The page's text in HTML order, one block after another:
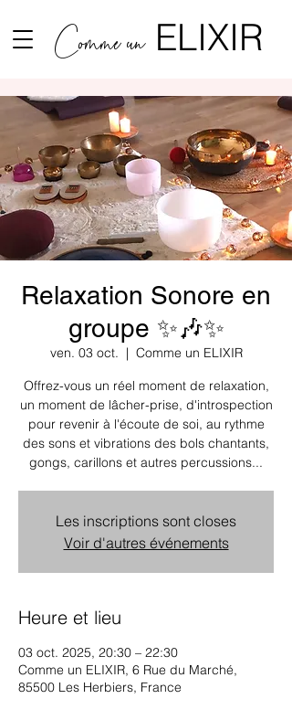
Comme un ELIXIR
Relaxation Sonore en
groupe ✨🎶✨
ven. 03 oct.
  |
Comme un ELIXIR
Offrez-vous un réel moment de relaxation,
un moment de lâcher-prise, d'introspection
pour revenir à l'écoute de soi, au rythme
des sons et vibrations des bols chantants,
gongs, carillons et autres percussions...
Les inscriptions sont closes
Voir d'autres événements
Heure et lieu
03 oct. 2025, 20:30 – 22:30
Comme un ELIXIR, 6 Rue du Marché,
85500 Les Herbiers, France